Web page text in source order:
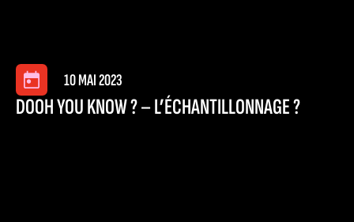
10 MAI 2023
DOOH YOU KNOW ? – L’ÉCHANTILLONNAGE ?